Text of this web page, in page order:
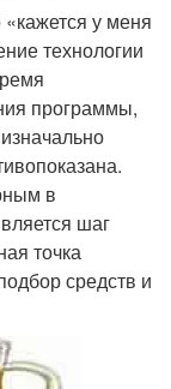
у меня
технологии
программы,
в
шаг
точка
средств и